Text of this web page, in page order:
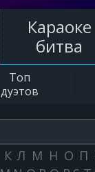
Караоке
битва
Топ
дуэтов
К Л М Н О П